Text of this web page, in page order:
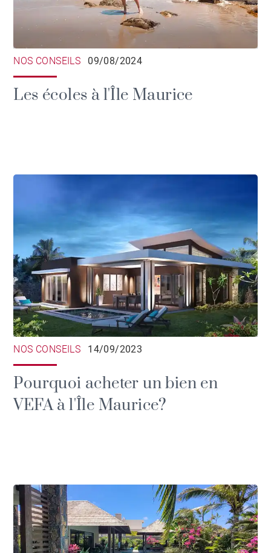
NOS CONSEILS 09/08/2024
Les écoles à l'Île Maurice
NOS CONSEILS 14/09/2023
Pourquoi acheter un bien en
VEFA à l'Île Maurice?